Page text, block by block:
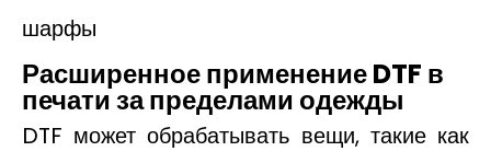
Расширенное применение DTF в
печати за пределами одежды
DTF может обрабатывать вещи, такие как